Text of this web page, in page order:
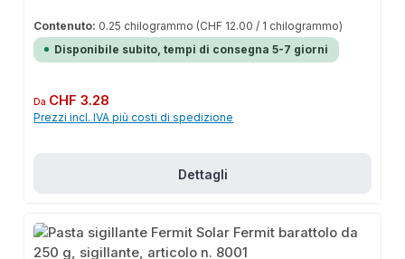
Contenuto: 0.25 chilogrammo (CHF 12.00 / 1 chilogrammo)
Disponibile subito, tempi di consegna 5-7 giorni
Prezzo normale:
Da CHF 3.28
Prezzi incl. IVA più costi di spedizione
Dettagli